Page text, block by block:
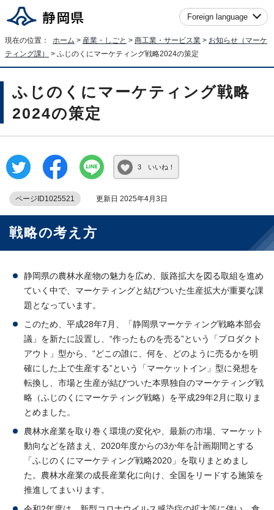
Foreign language
現在の位置： ホーム > 産業・しごと > 商工業・サービス業 > お知らせ（マーケ
ティング課）
> ふじのくにマーケティング戦略2024の策定
ふじのくにマーケティング戦略
2024の策定
3 いいね！
ページID1025521 更新日 2025年4月3日
戦略の考え方
静岡県の農林水産物の魅力を広め、販路拡大を図る取組を進め
ていく中で、マーケティングと結びついた生産拡大が重要な課
題となっています。
このため、平成28年7月、「静岡県マーケティング戦略本部会
議」を新たに設置し、“作ったものを売る”という「プロダクト
アウト」型から、“どこの誰に、何を、どのように売るかを明
確にした上で生産する”という「マーケットイン」型に発想を
転換し、市場と生産が結びついた本県独自のマーケティング戦
略（ふじのくにマーケティング戦略）を平成29年2月に取りま
とめました。
農林水産業を取り巻く環境の変化や、最新の市場、マーケット
動向などを踏まえ、2020年度からの3か年を計画期間とする
「ふじのくにマーケティング戦略2020」を取りまとめまし
た。農林水産業の成長産業化に向け、全国をリードする施策を
推進してまいります。